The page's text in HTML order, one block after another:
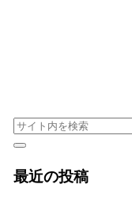
最近の投稿